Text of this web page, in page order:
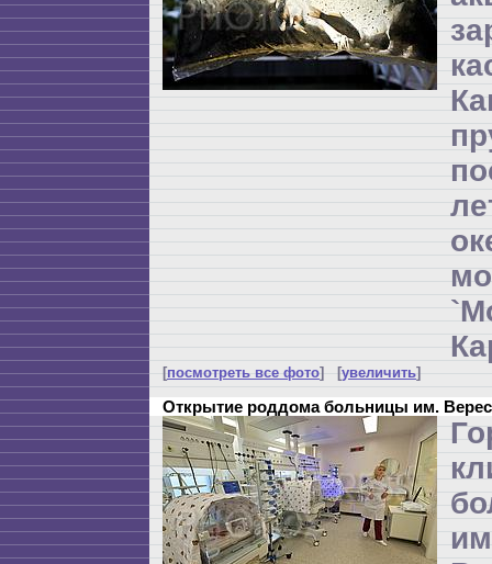
[посмотреть все фото] [увеличить]
Открытие роддома больницы им.